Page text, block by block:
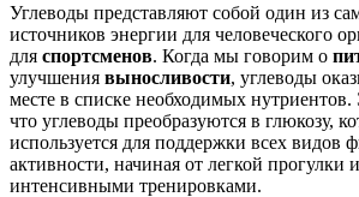
Углеводы представляют собой один из
источников энергии для человеческого
для спортсменов. Когда мы говорим о
улучшения выносливости, углеводы
месте в списке необходимых нутриентов.
что углеводы преобразуются в глюкозу,
используется для поддержки всех видов
активности, начиная от легкой прогулки
интенсивными тренировками.